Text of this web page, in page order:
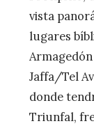
vista
lugares
Jaffa/Tel
donde
Triunfal,